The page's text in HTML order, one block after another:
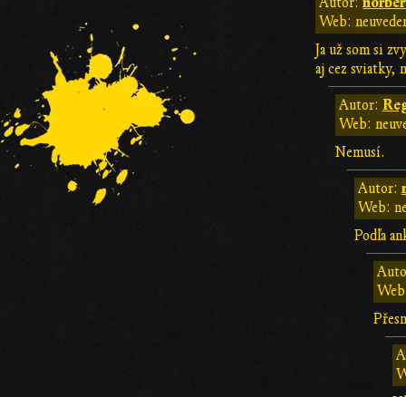
Web:
Ja už som si
aj cez sviatky,
Autor:
Web:
Nemusí.
Autor:
Web:
Podľa